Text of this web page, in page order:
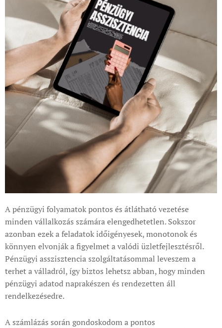
A pénzügyi folyamatok pontos és átlátható vezetése
minden vállalkozás számára elengedhetetlen. Sokszor
azonban ezek a feladatok időigényesek, monotonok és
könnyen elvonják a figyelmet a valódi üzletfejlesztésről.
Pénzügyi asszisztencia szolgáltatásommal leveszem a
terhet a válladról, így biztos lehetsz abban, hogy minden
pénzügyi adatod naprakészen és rendezetten áll
rendelkezésedre.
A számlázás során gondoskodom a pontos